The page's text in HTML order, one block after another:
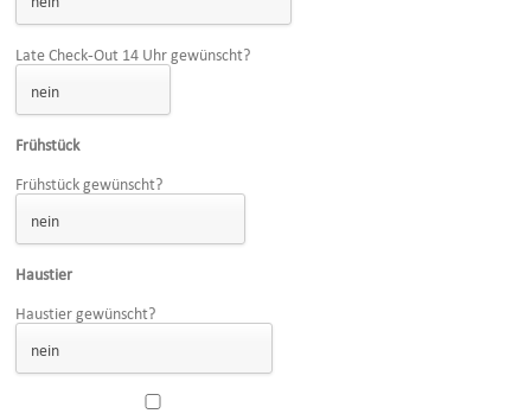
Late Check-Out 14 Uhr gewünscht?
Frühstück
Frühstück gewünscht?
Haustier
Haustier gewünscht?